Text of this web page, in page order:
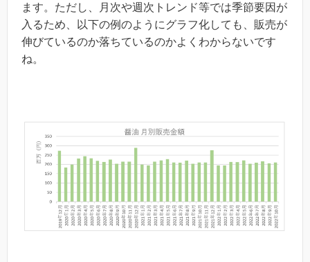
ます。ただし、月次や週次トレンド等では季節要因が
入るため、以下の例のようにグラフ化しても、販売が
伸びているのか落ちているのかよくわからないです
ね。